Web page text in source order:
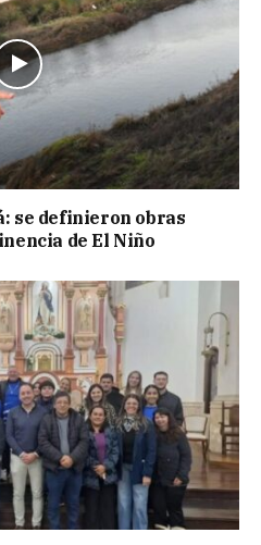
se definieron obras
de El Niño